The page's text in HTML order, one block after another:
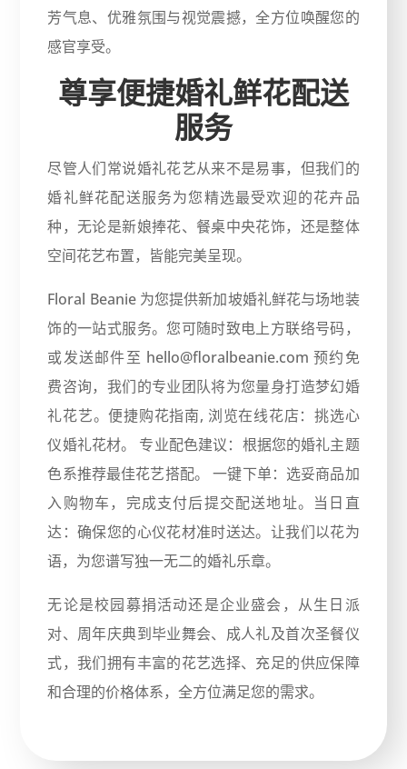
芳气息、优雅氛围与视觉震撼，全方位唤醒您的
感官享受。
尊享便捷婚礼鲜花配送
服务
尽管人们常说婚礼花艺从来不是易事，但我们的
婚礼鲜花配送服务为您精选最受欢迎的花卉品
种，无论是新娘捧花、餐桌中央花饰，还是整体
空间花艺布置，皆能完美呈现。
Floral Beanie 为您提供新加坡婚礼鲜花与场地装
饰的一站式服务。您可随时致电上方联络号码，
或发送邮件至 hello@floralbeanie.com 预约免
费咨询，我们的专业团队将为您量身打造梦幻婚
礼花艺。便捷购花指南, 浏览在线花店：挑选心
仪婚礼花材。 专业配色建议：根据您的婚礼主题
色系推荐最佳花艺搭配。 一键下单：选妥商品加
入购物车，完成支付后提交配送地址。当日直
达：确保您的心仪花材准时送达。让我们以花为
语，为您谱写独一无二的婚礼乐章。
无论是校园募捐活动还是企业盛会，从生日派
对、周年庆典到毕业舞会、成人礼及首次圣餐仪
式，我们拥有丰富的花艺选择、充足的供应保障
和合理的价格体系，全方位满足您的需求。